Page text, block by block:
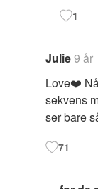
1
Julie9 år
Love❤️
sekvens
ser bare
71